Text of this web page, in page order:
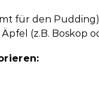
für den Pudding)
(z.B. Boskop